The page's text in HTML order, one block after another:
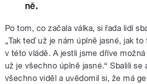
ně.
Po tom, co začala válka, si řada lidí
„Tak teď už je nám úplně jasné, jak
v této vládě. A jestli jsme dříve
už je všechno úplně jasné.“ Sbalili se
všechno viděl a uvědomil si, že má